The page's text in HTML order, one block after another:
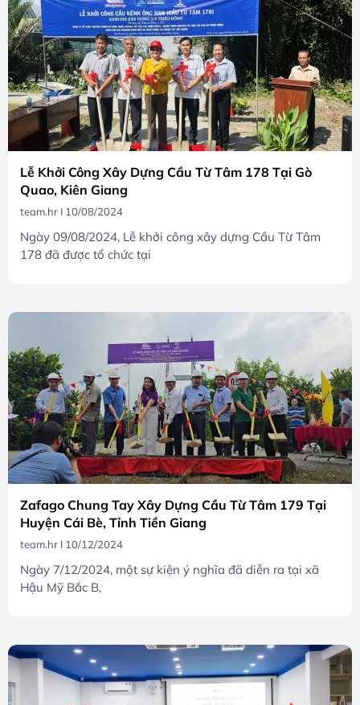
Lễ Khởi Công Xây Dựng Cầu Từ Tâm 178 Tại Gò
Quao, Kiên Giang
team.hr 10/08/2024
Ngày 09/08/2024, Lễ khởi công xây dựng Cầu Từ Tâm
178 đã được tổ chức tại
Zafago Chung Tay Xây Dựng Cầu Từ Tâm 179 Tại
Huyện Cái Bè, Tỉnh Tiền Giang
team.hr 10/12/2024
Ngày 7/12/2024, một sự kiện ý nghĩa đã diễn ra tại xã
Hậu Mỹ Bắc B,